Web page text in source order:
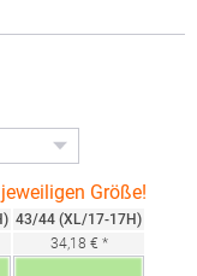
Größe!
43/44 (XL/17-17H)
34,18 € *